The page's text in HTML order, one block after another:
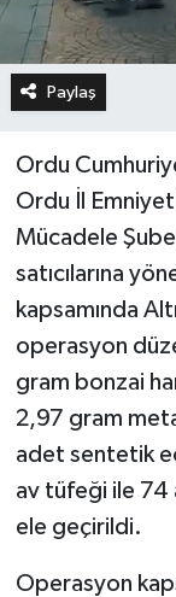
Paylaş
Ordu
Ordu İl
Mücadele
satıcılarına
kapsamında
operasyon
gram bonzai
2,97 gram
adet sentetik
av tüfeği ile 74
ele geçirildi.
Operasyon